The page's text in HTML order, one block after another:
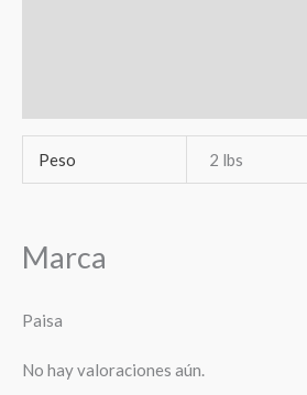
Peso 2 lbs
Marca
Paisa
No hay valoraciones aún.